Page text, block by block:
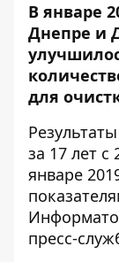
В январе
Днепре и
для
за 17 лет с
январе
пресс-